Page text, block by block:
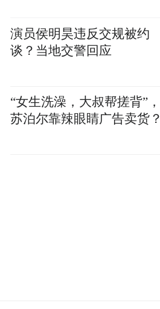
演员侯明昊违反交规被约
谈？当地交警回应
“女生洗澡，大叔帮搓背”，
苏泊尔靠辣眼睛广告卖货？